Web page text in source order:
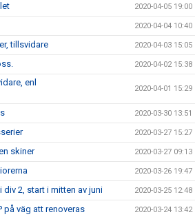
2020-04-05 19:00
2020-04-04 10:40
tillsvidare 2020-04-03 15:05
2020-04-02 15:38
enl
2020-04-01 15:29
2020-03-30 13:51
2020-03-27 15:27
skiner 2020-03-27 09:13
2020-03-26 19:47
2, start i mitten av juni 2020-03-25 12:48
på väg att renoveras 2020-03-24 13:42